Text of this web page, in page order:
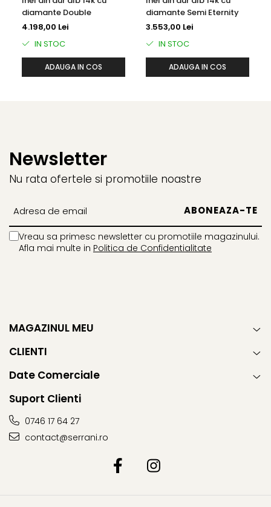
diamante Double
4.198,00 Lei
IN STOC
ADAUGA IN COS
diamante Semi Eternity
3.553,00 Lei
IN STOC
ADAUGA IN COS
Newsletter
Nu rata ofertele si promotiile noastre
Vreau sa primesc newsletter cu promotiile magazinului.
Afla mai multe in Politica de Confidentialitate
MAGAZINUL MEU
CLIENTI
Date Comerciale
Suport Clienti
0746 17 64 27
contact@serrani.ro